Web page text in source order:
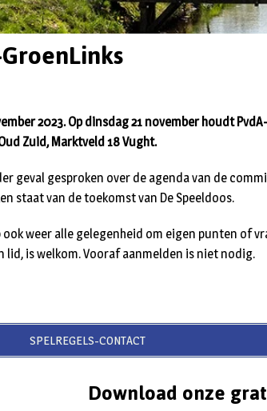
2023. Op dinsdag 21 november houdt
Zuid, Marktveld 18 Vught.
geval gesproken over de agenda van de
staat van de toekomst van De Speeldoos.
weer alle gelegenheid om eigen punten of
lid, is welkom. Vooraf aanmelden is niet nodig.
SPELREGELS-CONTACT
Download onze